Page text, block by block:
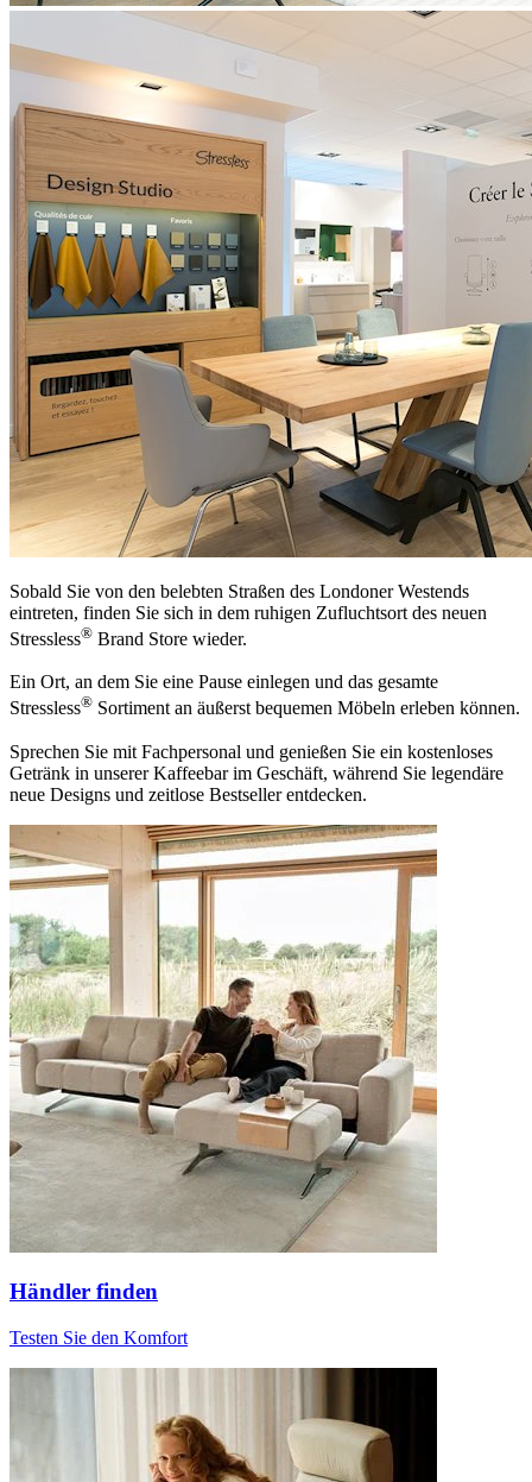
Sobald Sie von den belebten Straßen des Londoner Westends
eintreten, finden Sie sich in dem ruhigen Zufluchtsort des neuen
Stressless® Brand Store wieder.
Ein Ort, an dem Sie eine Pause einlegen und das gesamte
Stressless® Sortiment an äußerst bequemen Möbeln erleben können.
Sprechen Sie mit Fachpersonal und genießen Sie ein kostenloses
Getränk in unserer Kaffeebar im Geschäft, während Sie legendäre
neue Designs und zeitlose Bestseller entdecken.
Händler finden
Testen Sie den Komfort